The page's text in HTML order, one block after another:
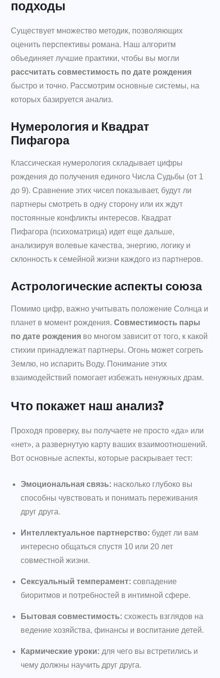
подходы
Существует множество методик, позволяющих
оценить перспективы романа. Наш алгоритм
объединяет лучшие практики, чтобы вы могли
рассчитать совместимость по дате рождения
быстро и точно. Рассмотрим основные системы, на
которых базируется анализ.
Нумерология и Квадрат
Пифагора
Классическая нумерология складывает цифры
рождения до получения единого Числа Судьбы (от 1
до 9). Сравнение этих чисел показывает, будут ли
партнеры смотреть в одну сторону или их ждут
постоянные конфликты интересов. Квадрат
Пифагора (психоматрица) идет еще дальше,
анализируя волевые качества, энергию, логику и
склонность к семейной жизни каждого из партнеров.
Астрологические аспекты союза
Помимо цифр, важно учитывать положение Солнца и
планет в момент рождения. Совместимость пары
по дате рождения во многом зависит от того, к какой
стихии принадлежат партнеры. Огонь может согреть
Землю, но испарить Воду. Понимание этих
взаимодействий помогает избежать ненужных драм.
Что покажет наш анализ?
Проходя проверку, вы получаете не просто «да» или
«нет», а развернутую карту ваших взаимоотношений.
Вот основные аспекты, которые раскрывает тест:
Эмоциональная связь: насколько глубоко вы
способны чувствовать и понимать переживания
друг друга.
Интеллектуальное партнерство: будет ли вам
интересно общаться спустя 10 или 20 лет
совместной жизни.
Сексуальный темперамент: совпадение
биоритмов и потребностей в интимной сфере.
Бытовая совместимость: схожесть взглядов на
ведение хозяйства, финансы и воспитание детей.
Кармические уроки: для чего вы встретились и
чему должны научить друг друга.